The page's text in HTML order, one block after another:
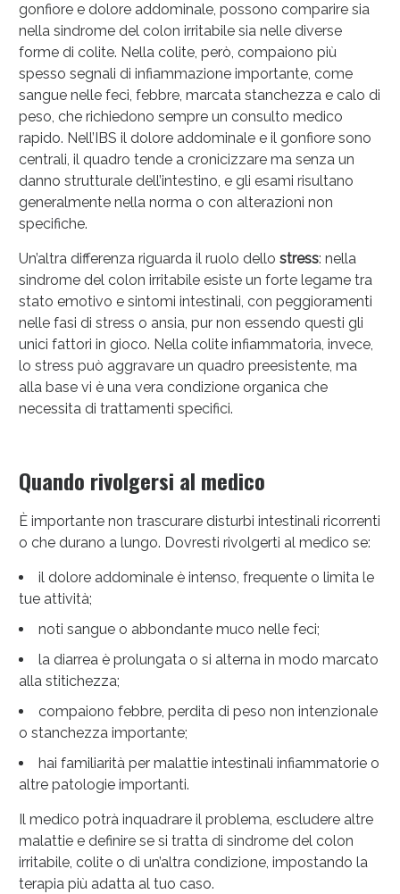
gonfiore e dolore addominale, possono comparire sia
nella sindrome del colon irritabile sia nelle diverse
forme di colite. Nella colite, però, compaiono più
spesso segnali di infiammazione importante, come
sangue nelle feci, febbre, marcata stanchezza e calo di
peso, che richiedono sempre un consulto medico
rapido. Nell’IBS il dolore addominale e il gonfiore sono
centrali, il quadro tende a cronicizzare ma senza un
danno strutturale dell’intestino, e gli esami risultano
generalmente nella norma o con alterazioni non
specifiche.
Un’altra differenza riguarda il ruolo dello stress: nella
sindrome del colon irritabile esiste un forte legame tra
stato emotivo e sintomi intestinali, con peggioramenti
nelle fasi di stress o ansia, pur non essendo questi gli
unici fattori in gioco. Nella colite infiammatoria, invece,
lo stress può aggravare un quadro preesistente, ma
alla base vi è una vera condizione organica che
necessita di trattamenti specifici.
Quando rivolgersi al medico
È importante non trascurare disturbi intestinali ricorrenti
o che durano a lungo. Dovresti rivolgerti al medico se:
il dolore addominale è intenso, frequente o limita le
tue attività;
noti sangue o abbondante muco nelle feci;
la diarrea è prolungata o si alterna in modo marcato
alla stitichezza;
compaiono febbre, perdita di peso non intenzionale
o stanchezza importante;
hai familiarità per malattie intestinali infiammatorie o
altre patologie importanti.
Il medico potrà inquadrare il problema, escludere altre
malattie e definire se si tratta di sindrome del colon
irritabile, colite o di un’altra condizione, impostando la
terapia più adatta al tuo caso.